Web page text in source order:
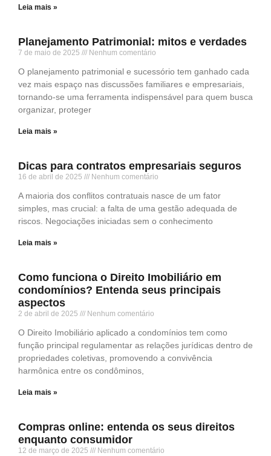
Leia mais »
Planejamento Patrimonial: mitos e verdades
7 de maio de 2025 Nenhum comentário
O planejamento patrimonial e sucessório tem ganhado cada
vez mais espaço nas discussões familiares e empresariais,
tornando-se uma ferramenta indispensável para quem busca
organizar, proteger
Leia mais »
Dicas para contratos empresariais seguros
16 de abril de 2025 Nenhum comentário
A maioria dos conflitos contratuais nasce de um fator
simples, mas crucial: a falta de uma gestão adequada de
riscos. Negociações iniciadas sem o conhecimento
Leia mais »
Como funciona o Direito Imobiliário em
condomínios? Entenda seus principais
aspectos
2 de abril de 2025 Nenhum comentário
O Direito Imobiliário aplicado a condomínios tem como
função principal regulamentar as relações jurídicas dentro de
propriedades coletivas, promovendo a convivência
harmônica entre os condôminos,
Leia mais »
Compras online: entenda os seus direitos
enquanto consumidor
12 de março de 2025 Nenhum comentário